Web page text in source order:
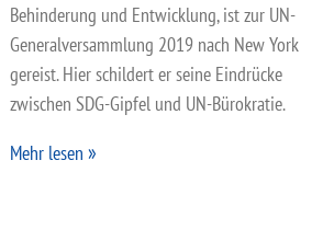
Behinderung und Entwicklung, ist zur UN-
Generalversammlung 2019 nach New York
gereist. Hier schildert er seine Eindrücke
zwischen SDG-Gipfel und UN-Bürokratie.
Mehr lesen